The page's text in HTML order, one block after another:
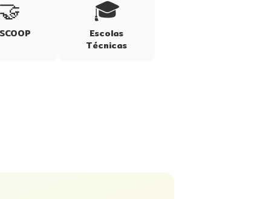
🎓
Escolas
Técnicas